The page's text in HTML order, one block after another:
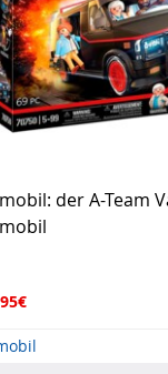
der A-Team